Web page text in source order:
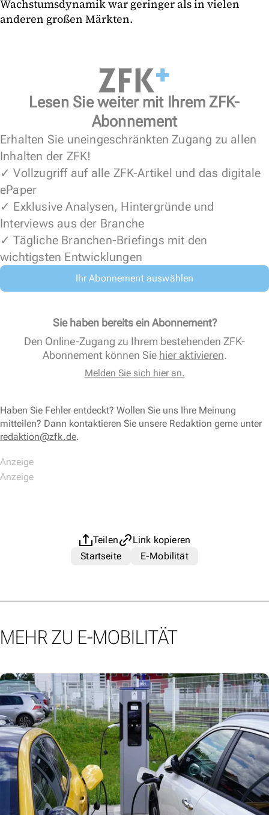
Wachstumsdynamik war geringer als in vielen
anderen großen Märkten.
Lesen Sie weiter mit Ihrem ZFK-
Abonnement
Erhalten Sie uneingeschränkten Zugang zu allen
Inhalten der ZFK!
✓ Vollzugriff auf alle ZFK-Artikel und das digitale
ePaper
✓ Exklusive Analysen, Hintergründe und
Interviews aus der Branche
✓ Tägliche Branchen-Briefings mit den
wichtigsten Entwicklungen
Ihr Abonnement auswählen
Sie haben bereits ein Abonnement?
Den Online-Zugang zu Ihrem bestehenden ZFK-
Abonnement können Sie hier aktivieren.
Melden Sie sich hier an.
Haben Sie Fehler entdeckt? Wollen Sie uns Ihre Meinung
mitteilen? Dann kontaktieren Sie unsere Redaktion gerne unter
redaktion@zfk.de.
Teilen
Link kopieren
Startseite
E-Mobilität
MEHR ZU E-MOBILITÄT